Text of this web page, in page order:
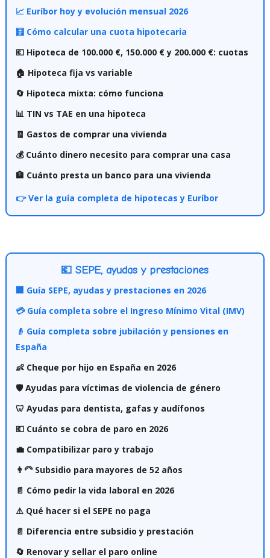
📈 Euríbor hoy y evolución mensual 2026
🧮 Cómo calcular una cuota hipotecaria
💶 Hipoteca de 100.000 €, 150.000 € y 200.000 €: cuotas
🏠 Hipoteca fija vs variable
🔄 Hipoteca mixta: cómo funciona
📊 TIN vs TAE en una hipoteca
🧾 Gastos de comprar una vivienda
💰 Cuánto dinero necesito para comprar una casa
🏦 Cuánto presta un banco para una vivienda
👉 Ver la guía completa de hipotecas y Euríbor
💶 SEPE, ayudas y prestaciones
🏢 Guía SEPE, ayudas y prestaciones en 2026
💳 Guía completa sobre el Ingreso Mínimo Vital (IMV)
👴 Guía completa sobre jubilación y pensiones en
España
👶 Cheque por hijo en España en 2026
🛡️ Ayudas para víctimas de violencia de género
🦷 Ayudas para dentista, gafas y audífonos
💶 Cuánto se cobra de paro en 2026
💼 Compatibilizar paro y trabajo
👨‍🦳 Subsidio para mayores de 52 años
📄 Cómo pedir la vida laboral en 2026
⚠️ Qué hacer si el SEPE no paga
📄 Diferencia entre subsidio y prestación
🔄 Renovar y sellar el paro online